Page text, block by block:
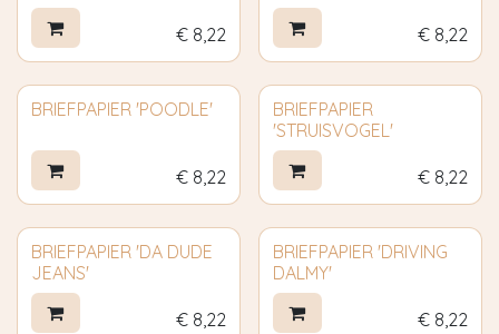
€ 8,22 € 8,22
BRIEFPAPIER 'POODLE'
€ 8,22
BRIEFPAPIER
'STRUISVOGEL'
€ 8,22
BRIEFPAPIER 'DA DUDE
JEANS'
€ 8,22
BRIEFPAPIER 'DRIVING
DALMY'
€ 8,22